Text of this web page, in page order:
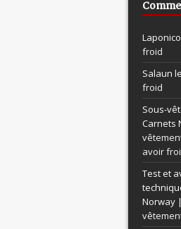
froid
Salaun le
froid
Sous-
Carnets
avoir
Test et
Norway